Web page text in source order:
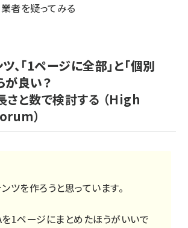
業者を疑ってみる
、「1ページに全部」と「個別
が良い？
さと数で検討する （High
）
ツを作ろうと思っています。
1ページにまとめたほうがいいで